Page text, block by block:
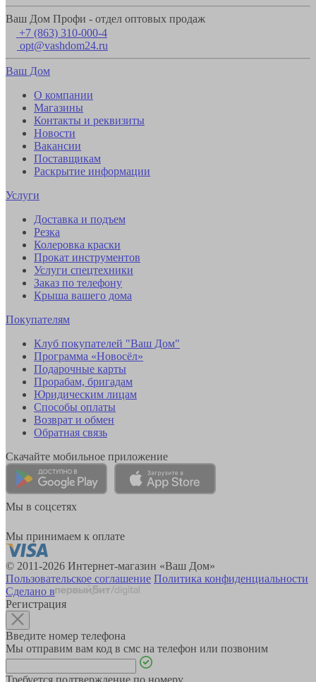
Ваш Дом Профи - отдел оптовых продаж
+7 (863) 310-000-4
opt@vashdom24.ru
Ваш Дом
О компании
Магазины
Контакты и реквизиты
Новости
Вакансии
Поставщикам
Раскрытие информации
Услуги
Доставка и подъем
Резка
Колеровка краски
Прокат инструментов
Услуги спецтехники
Заказ по телефону
Крыша вашего дома
Покупателям
Клуб покупателей "Ваш Дом"
Программа «Новосёл»
Подарочные карты
Прорабам, бригадам
Юридическим лицам
Способы оплаты
Возврат и обмен
Обратная связь
Скачайте мобильное приложение
Мы в соцсетях
Мы принимаем к оплате
© 2011-2026 Интернет-магазин «Ваш Дом»
Пользовательское соглашение Политика конфиденциальности
Сделано в
Регистрация
Введите номер телефона
Мы отправим вам код в смс на телефон или позвоним